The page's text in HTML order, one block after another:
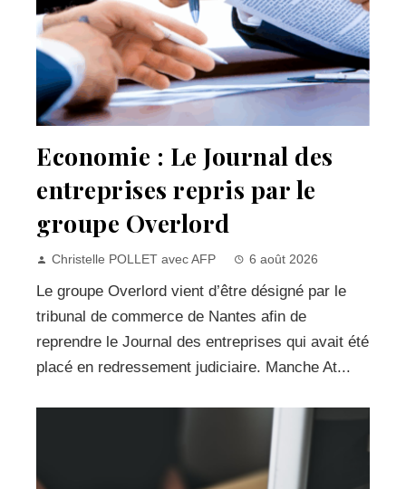
Economie : Le Journal des
entreprises repris par le
groupe Overlord
Christelle POLLET avec AFP 6 août 2026
Le groupe Overlord vient d’être désigné par le
tribunal de commerce de Nantes afin de
reprendre le Journal des entreprises qui avait été
placé en redressement judiciaire. Manche At...